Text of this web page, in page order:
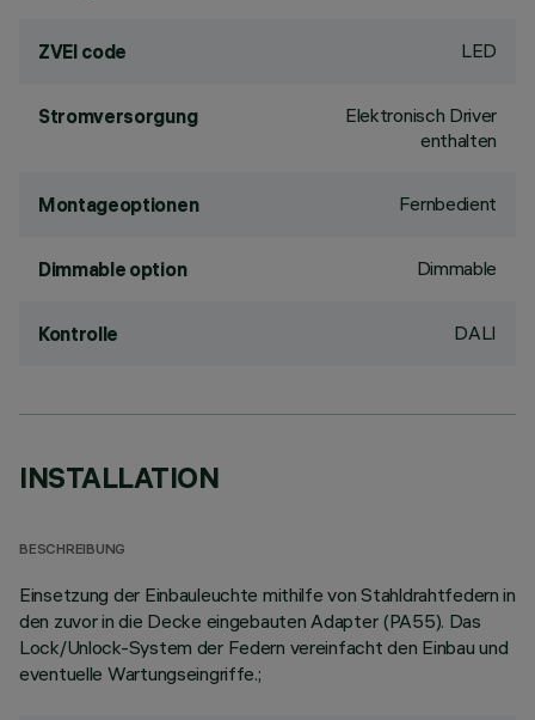
ZVEI code LED
Stromversorgung
Elektronisch Driver
enthalten
Montageoptionen Fernbedient
Dimmable option Dimmable
Kontrolle DALI
INSTALLATION
BESCHREIBUNG
Einsetzung der Einbauleuchte mithilfe von Stahldrahtfedern in
den zuvor in die Decke eingebauten Adapter (PA55). Das
Lock/Unlock-System der Federn vereinfacht den Einbau und
eventuelle Wartungseingriffe.;